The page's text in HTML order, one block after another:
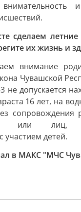
сделаем
их жизнь и
внимание
Чувашской
не допускается
16 лет, на
сопровождения
или лиц,
участием детей.
в МАКС "МЧС